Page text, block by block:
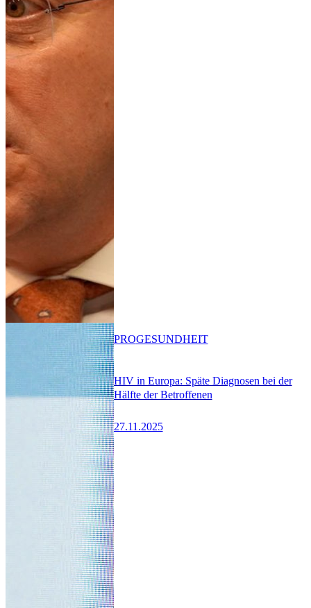
HIV in Europa: Späte Diagnosen bei der
Hälfte der Betroffenen
27.11.2025
PROGESUNDHEIT